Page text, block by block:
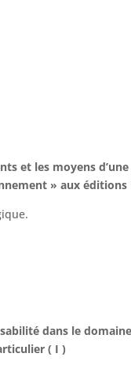
et les moyens
» aux éditions
dans le
( I )